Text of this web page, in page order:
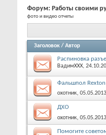
Форум: Работы своими
фото и видео отчеты
Заголовок / Автор
Распиновка
ВадимХХХ,
Фальшпол Rexton
охотник,
ДХО
охотник,
Помогите